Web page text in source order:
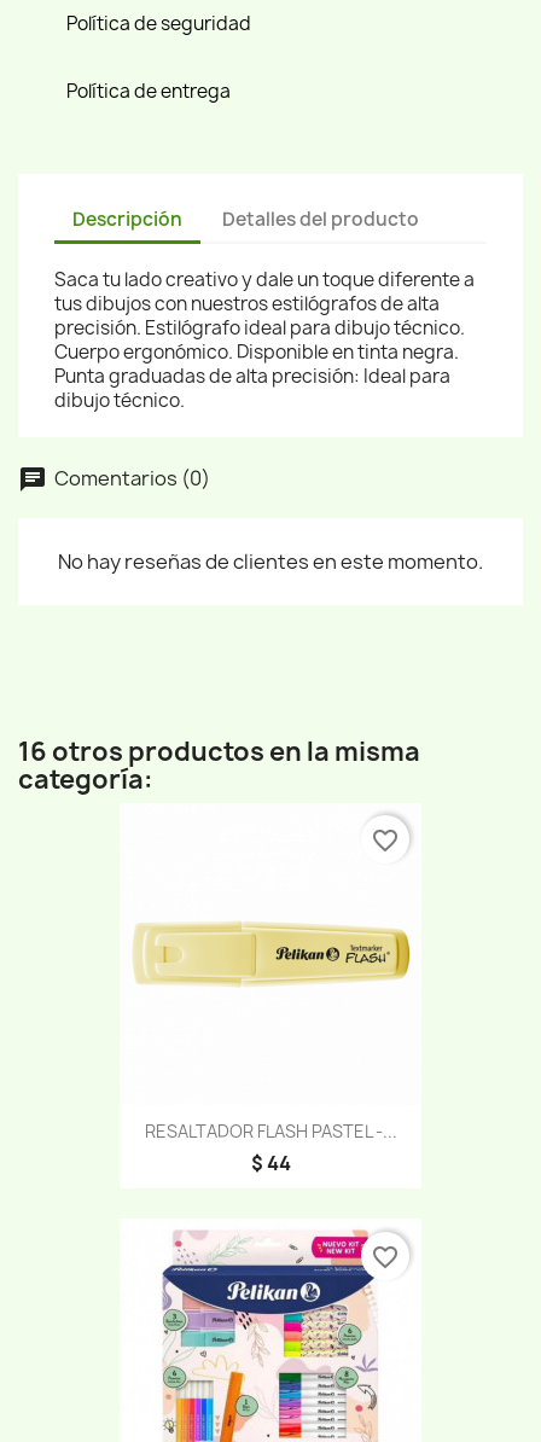
Política de seguridad
Política de entrega
Descripción Detalles del producto
Saca tu lado creativo y dale un toque diferente a
tus dibujos con nuestros estilógrafos de alta
precisión. Estilógrafo ideal para dibujo técnico.
Cuerpo ergonómico. Disponible en tinta negra.
Punta graduadas de alta precisión: Ideal para
dibujo técnico.
Comentarios (0)
No hay reseñas de clientes en este momento.
16 otros productos en la misma
categoría:
RESALTADOR FLASH PASTEL -...
$ 44
favorite_border
favorite_border